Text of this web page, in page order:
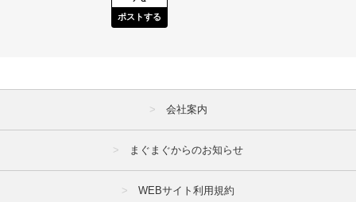
ポストする
会社案内
まぐまぐからのお知らせ
WEBサイト利用規約